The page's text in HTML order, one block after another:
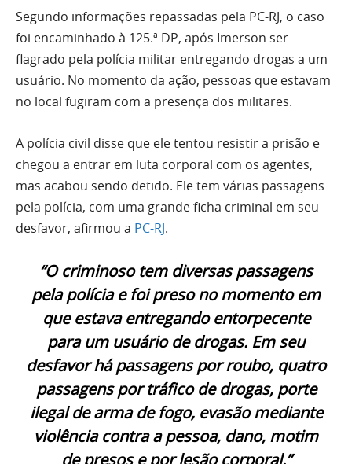
Segundo informações repassadas pela PC-RJ, o caso
foi encaminhado à 125.ª DP, após Imerson ser
flagrado pela polícia militar entregando drogas a um
usuário. No momento da ação, pessoas que estavam
no local fugiram com a presença dos militares.
A polícia civil disse que ele tentou resistir a prisão e
chegou a entrar em luta corporal com os agentes,
mas acabou sendo detido. Ele tem várias passagens
pela polícia, com uma grande ficha criminal em seu
desfavor, afirmou a PC-RJ.
“O criminoso tem diversas passagens
pela polícia e foi preso no momento em
que estava entregando entorpecente
para um usuário de drogas. Em seu
desfavor há passagens por roubo, quatro
passagens por tráfico de drogas, porte
ilegal de arma de fogo, evasão mediante
violência contra a pessoa, dano, motim